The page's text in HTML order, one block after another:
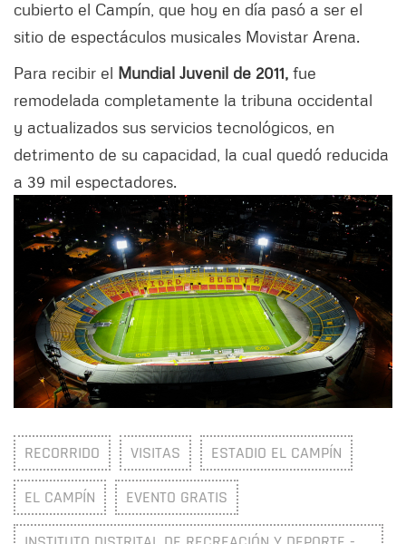
cubierto el Campín, que hoy en día pasó a ser el
sitio de espectáculos musicales Movistar Arena.
Para recibir el Mundial Juvenil de 2011, fue
remodelada completamente la tribuna occidental
y actualizados sus servicios tecnológicos, en
detrimento de su capacidad, la cual quedó reducida
a 39 mil espectadores.
RECORRIDO VISITAS ESTADIO EL CAMPÍN
EL CAMPÍN EVENTO GRATIS